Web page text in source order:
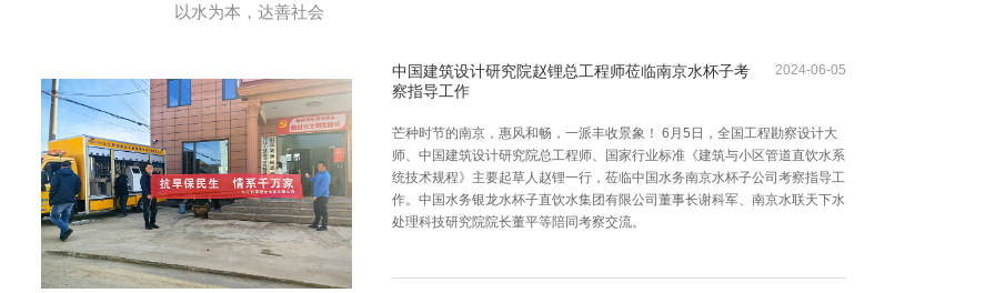
以水为本，达善社会
中国建筑设计研究院赵锂总工程师莅临南京水杯子考
察指导工作
2024-06-05
芒种时节的南京，惠风和畅，一派丰收景象！ 6月5日，全国工程勘察设计大
师、中国建筑设计研究院总工程师、国家行业标准《建筑与小区管道直饮水系
统技术规程》主要起草人赵锂一行，莅临中国水务南京水杯子公司考察指导工
作。中国水务银龙水杯子直饮水集团有限公司董事长谢科军、南京水联天下水
处理科技研究院院长董平等陪同考察交流。